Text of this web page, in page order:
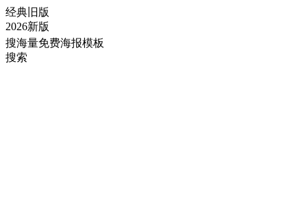
经典旧版
2026新版
搜海量免费海报模板
搜索